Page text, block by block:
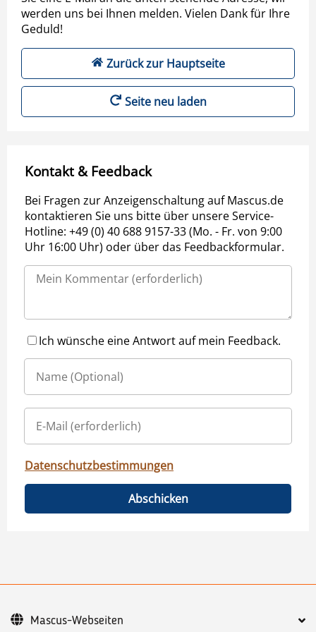
werden uns bei Ihnen melden. Vielen Dank für Ihre
Geduld!
Zurück zur Hauptseite
Seite neu laden
Kontakt & Feedback
Bei Fragen zur Anzeigenschaltung auf Mascus.de
kontaktieren Sie uns bitte über unsere Service-
Hotline: +49 (0) 40 688 9157-33 (Mo. - Fr. von 9:00
Uhr 16:00 Uhr) oder über das Feedbackformular.
Ich wünsche eine Antwort auf mein Feedback.
Datenschutzbestimmungen
Abschicken
Mascus-Webseiten